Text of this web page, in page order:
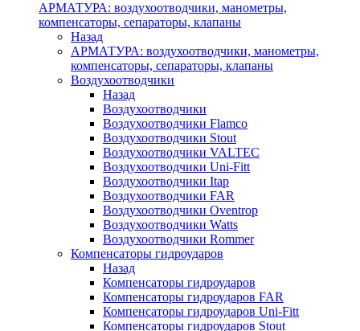
АРМАТУРА: воздухоотводчики, манометры,
компенсаторы, сепараторы, клапаны
Назад
АРМАТУРА: воздухоотводчики, манометры,
компенсаторы, сепараторы, клапаны
Воздухоотводчики
Назад
Воздухоотводчики
Воздухоотводчики Flamco
Воздухоотводчики Stout
Воздухоотводчики VALTEC
Воздухоотводчики Uni-Fitt
Воздухоотводчики Itap
Воздухоотводчики FAR
Воздухоотводчики Oventrop
Воздухоотводчики Watts
Воздухоотводчики Rommer
Компенсаторы гидроударов
Назад
Компенсаторы гидроударов
Компенсаторы гидроударов FAR
Компенсаторы гидроударов Uni-Fitt
Компенсаторы гидроударов Stout